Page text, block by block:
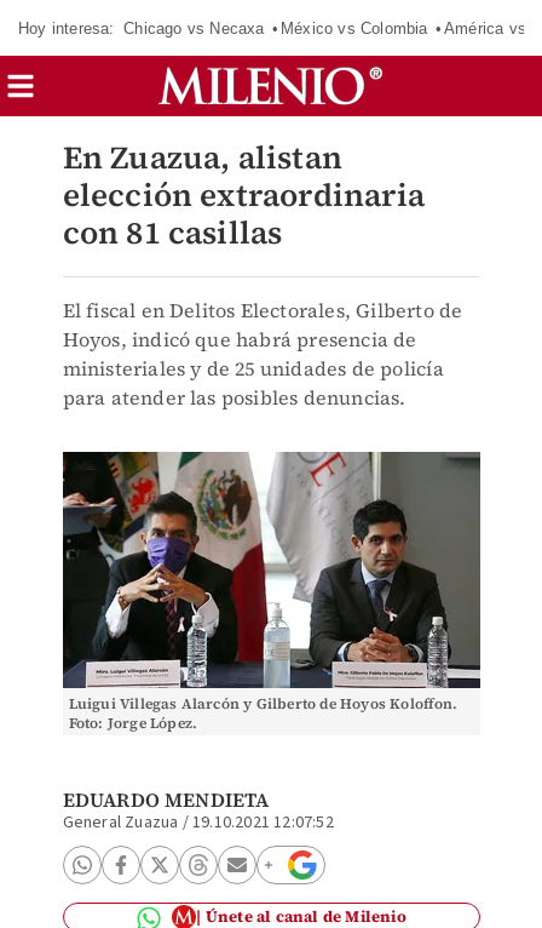
Hoy interesa: Chicago vs Necaxa México vs Colombia América vs
En Zuazua, alistan
elección extraordinaria
con 81 casillas
El fiscal en Delitos Electorales, Gilberto de
Hoyos, indicó que habrá presencia de
ministeriales y de 25 unidades de policía
para atender las posibles denuncias.
Luigui Villegas Alarcón y Gilberto de Hoyos Koloffon.
Foto: Jorge López.
EDUARDO MENDIETA
General Zuazua /19.10.2021 12:07:52
Únete al canal de Milenio